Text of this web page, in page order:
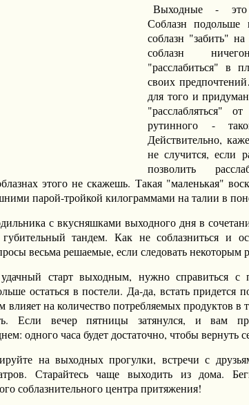
Выходные - это
Соблазн подольше
соблазн "забить"
соблазн
"расслабиться" в
своих
для того и
"расслабляться"
рутинного -
Действительно,
не случится, если
позволить
этого не скажешь. Такая "маленькая"
парой-тройкой килограммами на талии в
с вкусняшками выходного дня в
тандем. Как не соблазниться и
весьма решаемые, если следовать некоторым
старт выходным, нужно справиться
остаться в постели. Да-да, встать придется
влияет на количество потребляемых продуктов в
Если вечер пятницы затянулся, и вам
одного часа будет достаточно, чтобы вернуть
на выходных прогулки, встречи с
Старайтесь чаще выходить из дома.
соблазнительного центра притяжения!